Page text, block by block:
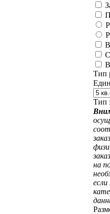
Тип
Тип
на